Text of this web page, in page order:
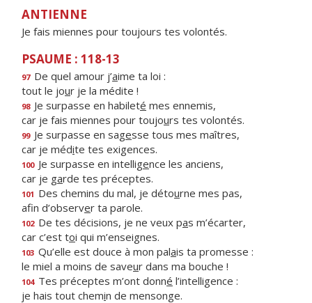
ANTIENNE
Je fais miennes pour toujours tes volontés.
PSAUME : 118-13
97 De quel amour j’aime ta loi :
tout le jour je la médite !
98 Je surpasse en habileté mes ennemis,
car je fais miennes pour toujours tes volontés.
99 Je surpasse en sagesse tous mes maîtres,
car je médite tes exigences.
100 Je surpasse en intelligence les anciens,
car je garde tes préceptes.
101 Des chemins du mal, je détourne mes pas,
afin d’observer ta parole.
102 De tes décisions, je ne veux pas m’écarter,
car c’est toi qui m’enseignes.
103 Qu’elle est douce à mon palais ta promesse :
le miel a moins de saveur dans ma bouche !
104 Tes préceptes m’ont donné l’intelligence :
je hais tout chemin de mensonge.